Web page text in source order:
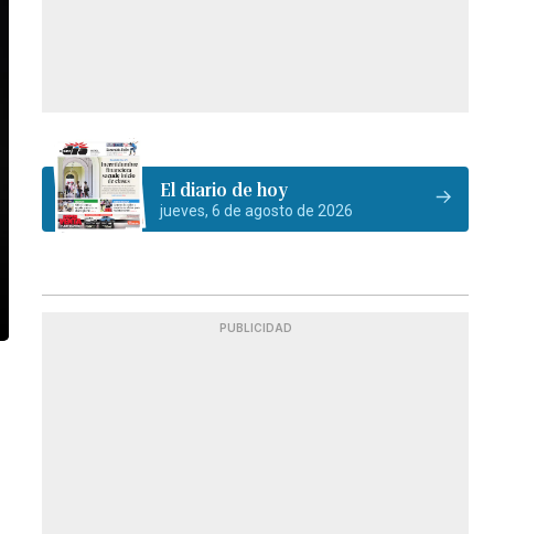
El diario de hoy
jueves, 6 de agosto de 2026
PUBLICIDAD